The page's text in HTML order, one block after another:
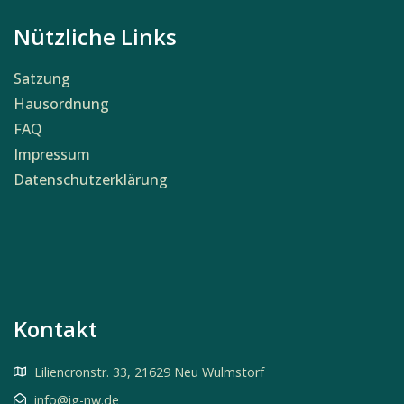
Nützliche Links
Satzung
Hausordnung
FAQ
Impressum
Datenschutzerklärung
Kontakt
Liliencronstr. 33, 21629 Neu Wulmstorf
info@ig-nw.de